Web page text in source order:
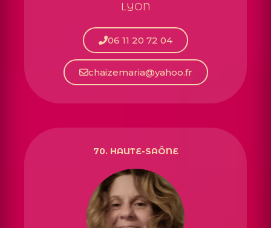
LYON
06 11 20 72 04
chaizemaria@yahoo.fr
70. HAUTE-SAÔNE